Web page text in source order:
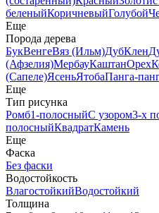
беленыйКоричневыйГолубой
Еще
Порода дерева
БукВенгеВяз (Ильм)ДубКлен
(Афзелия)МербауКаштанОрех
(Сапеле)ЯсеньЯтобаПанга-
Еще
Тип рисунка
Ромб1-полосныйС узором3-х
полосныйКвадратКамень
Еще
Фаска
Без фаски
Водостойкость
ВлагостойкийВодостойкий
Толщина